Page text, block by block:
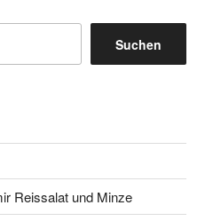
Suchen
Reissalat und Minze